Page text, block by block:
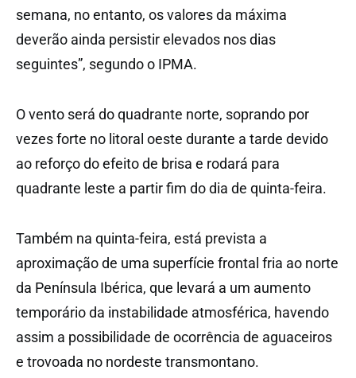
semana, no entanto, os valores da máxima
deverão ainda persistir elevados nos dias
seguintes”, segundo o IPMA.
O vento será do quadrante norte, soprando por
vezes forte no litoral oeste durante a tarde devido
ao reforço do efeito de brisa e rodará para
quadrante leste a partir fim do dia de quinta-feira.
Também na quinta-feira, está prevista a
aproximação de uma superfície frontal fria ao norte
da Península Ibérica, que levará a um aumento
temporário da instabilidade atmosférica, havendo
assim a possibilidade de ocorrência de aguaceiros
e trovoada no nordeste transmontano.